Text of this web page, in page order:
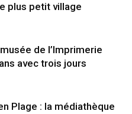
plus petit village
de l’Imprimerie
avec trois jours
Plage : la médiathèque